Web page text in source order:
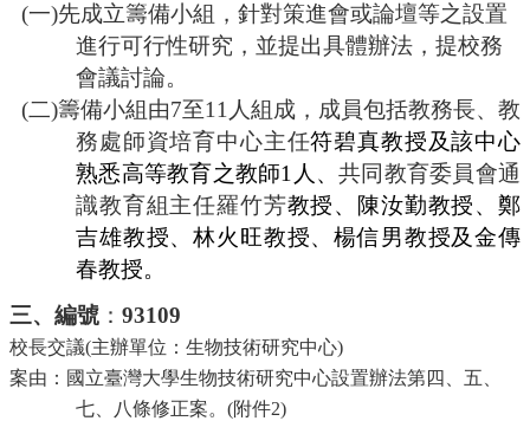
(一)先成立籌備小組，針對策進會或論壇等之設置
進行可行性研究，並提出具體辦法，提校務
會議討論。
(二)籌備小組由7至11人組成，成員包括教務長、 教
務處師資培育中心主任符碧真教授及該中心
熟悉高等教育之教師1人、共同教育委員會通
識教育組主任羅竹芳教授、陳汝勤教授、鄭
吉雄教授、林火旺教授、楊信男教授及金傳
春教授。
三、編號 ： 93109
校長交議(主辦單位：生物技術研究中心)
案由： 國立臺灣大學生物技術研究中心設置辦法第四、五、
七、八條修正案。 (附件2)